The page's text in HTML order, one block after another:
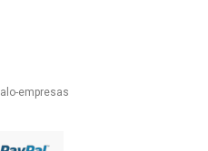
empresas